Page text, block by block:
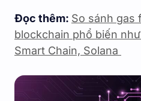
Đọc thêm: So sánh gas
blockchain phổ biến
Smart Chain, Solana